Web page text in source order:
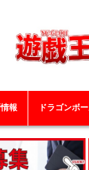
報 ドラゴンボ